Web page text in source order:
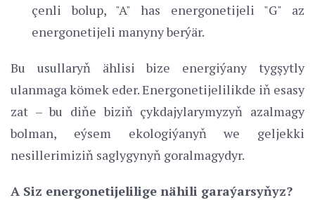
çenli bolup, "A" has energonetijeli "G" az
energonetijeli manyny berýär.
Bu usullaryň ählisi bize energiýany tygşytly
ulanmaga kömek eder. Energonetijelilikde iň esasy
zat – bu diňe biziň çykdajylarymyzyň azalmagy
bolman, eýsem ekologiýanyň we geljekki
nesillerimiziň saglygynyň goralmagydyr.
A Siz energonetijelilige nähili garaýarsyňyz?